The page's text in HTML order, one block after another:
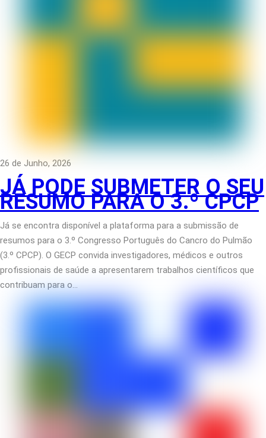
26 de Junho, 2026
JÁ PODE SUBMETER O SEU
RESUMO PARA O 3.º CPCP
Já se encontra disponível a plataforma para a submissão de
resumos para o 3.º Congresso Português do Cancro do Pulmão
(3.º CPCP). O GECP convida investigadores, médicos e outros
profissionais de saúde a apresentarem trabalhos científicos que
contribuam para o…